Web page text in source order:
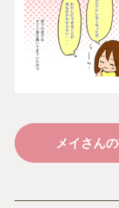
メイさん